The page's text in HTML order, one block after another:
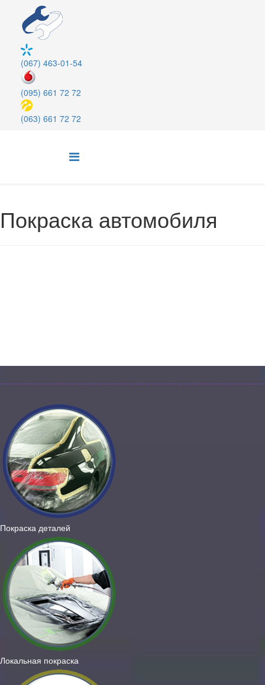
(067) 463-01-54
(095) 661 72 72
(063) 661 72 72
Покраска автомобиля
Покраска деталей
Локальная покраска